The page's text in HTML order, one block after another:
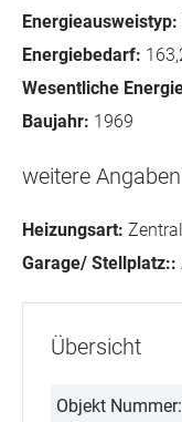
Energieausweistyp:
Energiebedarf:
Wesentliche
Baujahr: 1969
weitere Angaben
Heizungsart:
Garage/ Stellplatz::
Übersicht
Objekt